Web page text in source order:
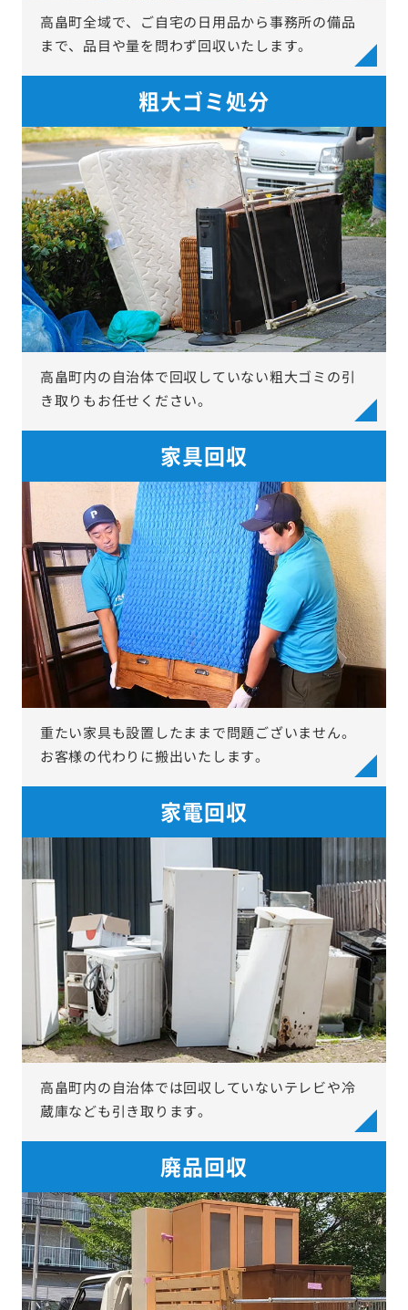
高畠町全域で、ご自宅の日用品から事務所の備品
まで、品目や量を問わず回収いたします。
粗大ゴミ処分
高畠町内の自治体で回収していない粗大ゴミの引
き取りもお任せください。
家具回収
重たい家具も設置したままで問題ございません。
お客様の代わりに搬出いたします。
家電回収
高畠町内の自治体では回収していないテレビや冷
蔵庫なども引き取ります。
廃品回収